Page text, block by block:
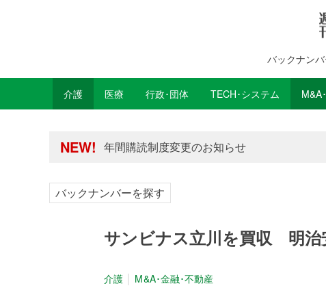
バックナン
介護 医療 行政･団体 TECH･システム M&A
NEW!
年間購読制度変更のお知らせ
高齢者住宅新聞 無料会員の皆様へ閲覧本数
高齢者住宅新聞 無料会員の皆様へ閲覧本数変
バックナンバーを探す
サンビナス立川を買収 明治
介護
M&A･金融･不動産